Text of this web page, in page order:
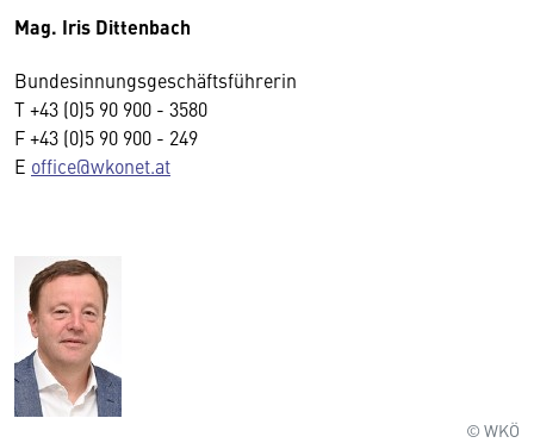
Mag. Iris Dittenbach
Bundesinnungsgeschäftsführerin
T +43 (0)5 90 900 - 3580
F +43 (0)5 90 900 - 249
E office@wkonet.at
© WKÖ